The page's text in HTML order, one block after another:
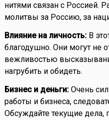
нитями связан с Россией.
молитвы за Россию, за
Влияние на личность:В
благодушно. Они могут не
вежливостью
нагрубить и обидеть.
Бизнес и деньги:Очень
работы и бизнеса,
Обсуждайте текущие дела,